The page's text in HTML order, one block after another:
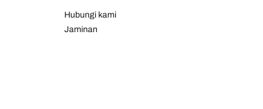
Hubungi kami
Jaminan